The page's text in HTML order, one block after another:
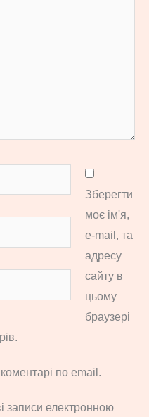
Зберегти
моє ім'я,
e-mail, та
адресу
сайту в
цьому
браузері
по email.
записи електронною